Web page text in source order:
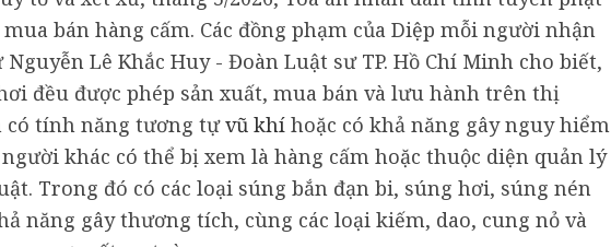
bán hàng cấm. Các đồng phạm của Diệp mỗi người nhận
Lê Khắc Huy - Đoàn Luật sư TP. Hồ Chí Minh cho biết,
đều được phép sản xuất, mua bán và lưu hành trên thị
có tính năng tương tựvũ khí hoặc có khả năng gây nguy hiểm
khác có thể bị xem là hàng cấm hoặc thuộc diện quản lý
Trong đó có các loại súng bắn đạn bi, súng hơi, súng nén
năng gây thương tích, cùng các loại kiếm, dao, cung nỏ và